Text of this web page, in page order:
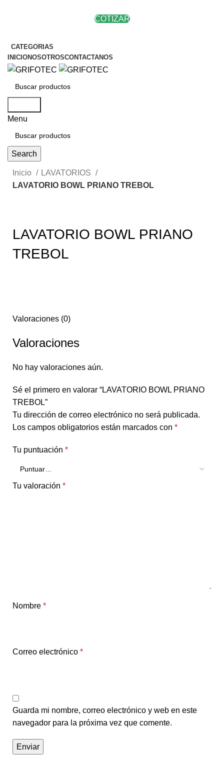
COTIZAR
CATEGORIAS
INICIONOSOTROSCONTACTANOS
Menu
Search
Inicio
LAVATORIOS
LAVATORIO BOWL PRIANO TREBOL
LAVATORIO BOWL PRIANO
TREBOL
Valoraciones (0)
Valoraciones
No hay valoraciones aún.
Sé el primero en valorar “LAVATORIO BOWL PRIANO
TREBOL”
Tu dirección de correo electrónico no será publicada.
Los campos obligatorios están marcados con *
Tu puntuación *
Tu valoración *
Nombre *
Correo electrónico *
Guarda mi nombre, correo electrónico y web en este
navegador para la próxima vez que comente.